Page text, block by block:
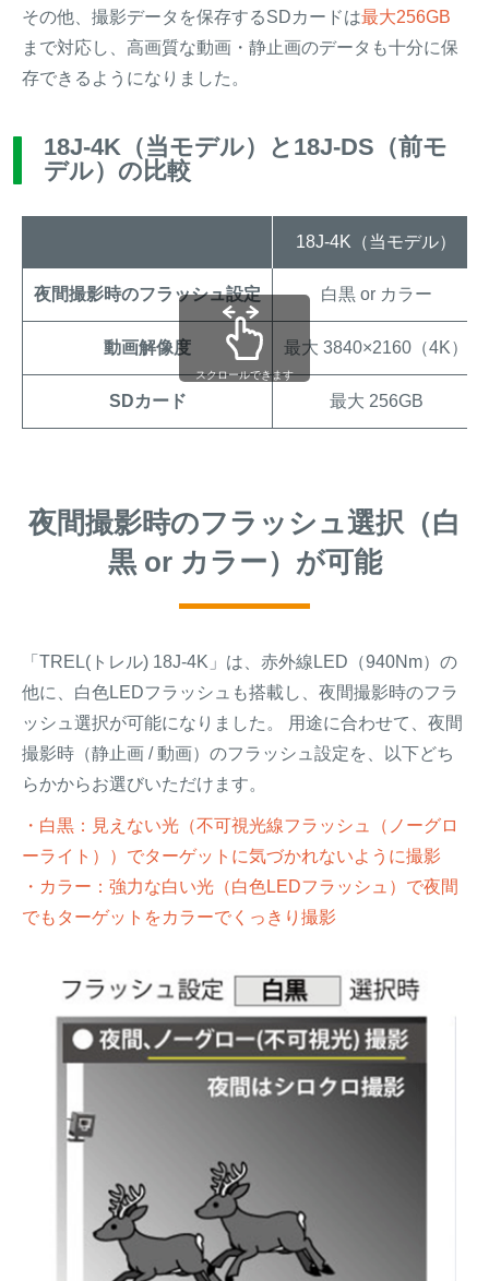
その他、撮影データを保存するSDカードは最大256GB
まで対応し、高画質な動画・静止画のデータも十分に保
存できるようになりました。
18J-4K（当モデル）と18J-DS（前モ
デル）の比較
18J-4K（当モデル）
夜間撮影時のフラッシュ設定 白黒 or カラー
動画解像度 最大 3840×2160（4K）
SDカード 最大 256GB
スクロールできます
夜間撮影時のフラッシュ選択（白
黒 or カラー）が可能
「TREL(トレル) 18J-4K」は、赤外線LED（940Nm）の
他に、白色LEDフラッシュも搭載し、夜間撮影時のフラ
ッシュ選択が可能になりました。 用途に合わせて、夜間
撮影時（静止画 / 動画）のフラッシュ設定を、以下どち
らかからお選びいただけます。
・白黒：見えない光（不可視光線フラッシュ（ノーグロ
ーライト））でターゲットに気づかれないように撮影
・カラー：強力な白い光（白色LEDフラッシュ）で夜間
でもターゲットをカラーでくっきり撮影